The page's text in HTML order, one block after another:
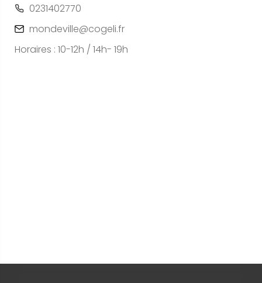
0231402770
mondeville@cogeli.fr
Horaires : 10-12h / 14h- 19h